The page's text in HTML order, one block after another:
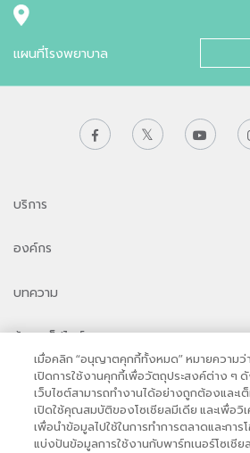
แผนที่โรงพยาบาล
บริการ
องค์กร
บทความ
ข้อมูลเว็ปไซต์
ความเป็นส่วนตัว | เงื่อนไขการใช้งา
© 2569 โรงพยาบาลบำรุงราษฎ
ที่ได้รับการรับรองจาก JCI มาตรฐานโรง
เมื่อคลิก “อนุญาตคุกกี้ทั้งหมด” หมายความว่
เปิดการใช้งานคุกกี้เพื่อวัตถุประสงค์ต่าง ๆ
เว็บไซต์สามารถทำงานได้อย่างถูกต้องและเ
เปิดใช้คุณสมบัติของโซเชียลมีเดีย และเพื่อวิเ
เพื่อนำข้อมูลไปใช้ในการทำการตลาดและกา
แบ่งปันข้อมูลการใช้งานกับพาร์ทเนอร์โซเชีย